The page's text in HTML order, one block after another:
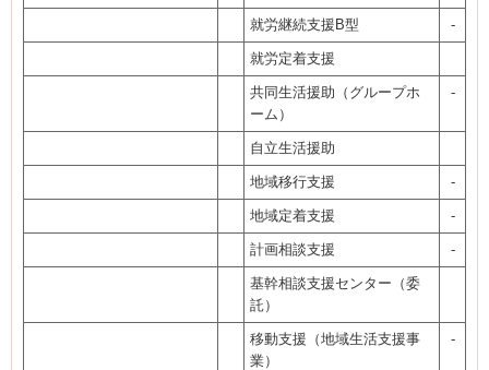
就労継続支援B型 -
就労定着支援
共同生活援助（グループホ
ーム）
-
自立生活援助
地域移行支援 -
地域定着支援 -
計画相談支援 -
基幹相談支援センター（委
託）
移動支援（地域生活支援事
業）
-